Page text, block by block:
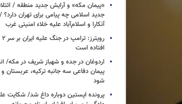
«پیمان مکه» و آرایش جدید منطقه /
جدید اسلامی چه پیامی برای تهران
آنکارا و اسلام‌آباد علیه خلاء امنیتی غرب
افتاده است
اردوغان در جده و شهباز شریف در مکه/
پیمان دفاعی سه جانبه ترکیه، عربستان
شود
پرونده اپستین دوباره داغ شد/ شکایت